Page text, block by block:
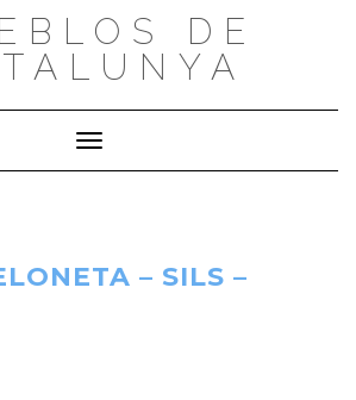
DE
Cambiar modo de navegación
– SILS –